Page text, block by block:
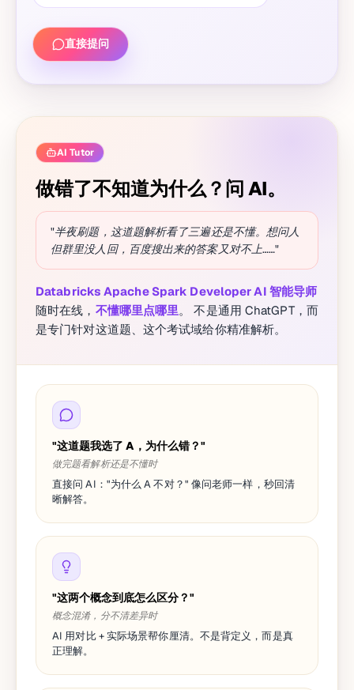
直接提问
AI Tutor
做错了不知道为什么？问 AI。
"半夜刷题，这道题解析看了三遍还是不懂。想问人
但群里没人回，百度搜出来的答案又对不上……"
Databricks Apache Spark Developer AI 智能导师
随时在线， 不懂哪里点哪里。 不是通用 ChatGPT，而
是专门针对这道题、这个考试域给你精准解析。
"这道题我选了 A，为什么错？"
做完题看解析还是不懂时
直接问 AI："为什么 A 不对？" 像问老师一样，秒回清
晰解答。
"这两个概念到底怎么区分？"
概念混淆，分不清差异时
AI 用对比 + 实际场景帮你厘清。不是背定义，而是真
正理解。